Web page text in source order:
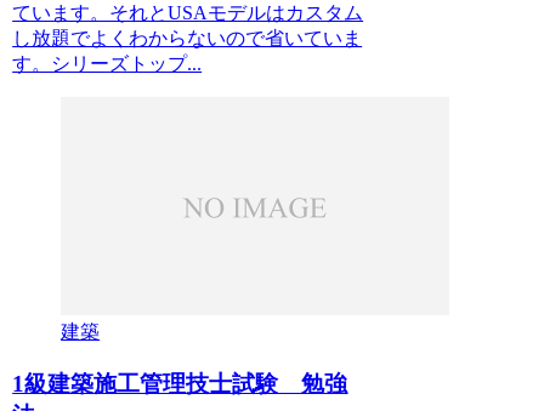
ています。それとUSAモデルはカスタム
し放題でよくわからないので省いていま
す。シリーズトップ...
建築
1級建築施工管理技士試験 勉強